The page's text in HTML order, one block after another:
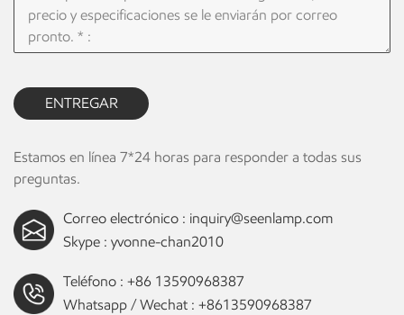
ENTREGAR
Estamos en línea 7*24 horas para responder a todas sus
preguntas.
Correo electrónico : inquiry@seenlamp.com
Skype : yvonne-chan2010
Teléfono : +86 13590968387
Whatsapp / Wechat : +8613590968387